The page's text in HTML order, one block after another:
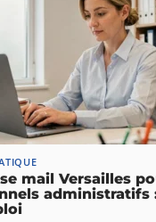
mail Versailles
administratifs